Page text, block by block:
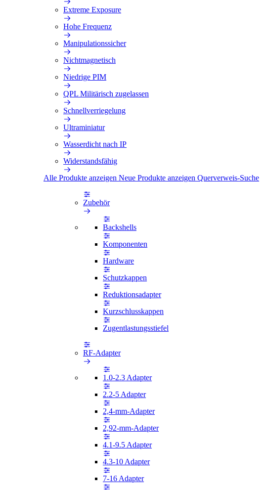
Extreme Exposure
Hohe Frequenz
Manipulationssicher
Nichtmagnetisch
Niedrige PIM
QPL Militärisch zugelassen
Schnellverriegelung
Ultraminiatur
Wasserdicht nach IP
Widerstandsfähig
Alle Produkte anzeigen Neue Produkte anzeigen Querverweis-Suche
Zubehör
Backshells
Komponenten
Hardware
Schutzkappen
Reduktionsadapter
Kurzschlusskappen
Zugentlastungsstiefel
RF-Adapter
1.0-2.3 Adapter
2.2-5 Adapter
2,4-mm-Adapter
2,92-mm-Adapter
4.1-9.5 Adapter
4.3-10 Adapter
7-16 Adapter